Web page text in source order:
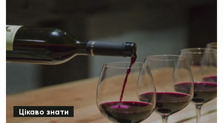
Цікаво знати